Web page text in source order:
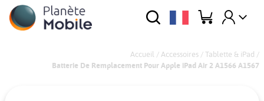
Accueil / Accessoires / Tablette & iPad /
Batterie De Remplacement Pour Apple iPad Air 2 A1566 A1567